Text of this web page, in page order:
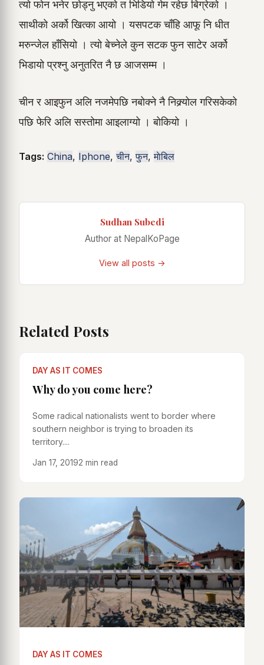
त्यो फोन भनेर छोड्नु भएको त भिडियो गेम रहेछ बिग्रेको ।
साथीको अर्को खित्का आयो । यसपटक चाँहि आफू नि धीत
मरुन्जेल हाँसियो । त्यो बेच्नेले कुन सटक फुन साटेर अर्को
भिडायो प्रश्नु अनुतरित नै छ आजसम्म ।
चीन र आइफुन अलि नजमेपछि नबोक्ने नै निक्र्योल गरिसकेको
पछि फेरि अलि सस्तोमा आइलाग्यो । बोकियो ।
Tags: China, Iphone,चीन,फुन,माेबिल
Sudhan Subedi
Author at NepalKoPage
View all posts →
Related Posts
DAY AS IT COMES
Why do you come here?
Some radical nationalists went to border where
southern neighbor is trying to broaden its
territory....
Jan 17, 20192 min read
DAY AS IT COMES